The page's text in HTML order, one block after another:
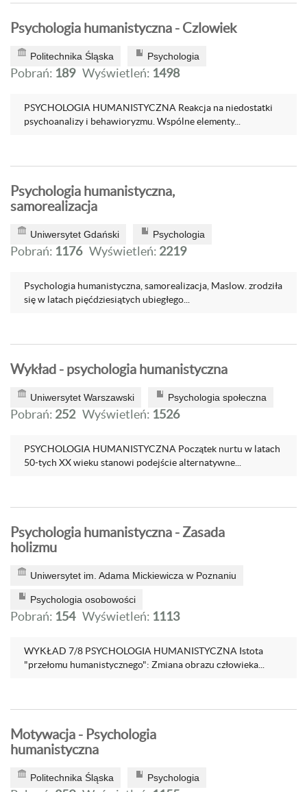
Psychologia humanistyczna - Czlowiek
Politechnika Śląska Psychologia
Pobrań: 189 Wyświetleń: 1498
PSYCHOLOGIA HUMANISTYCZNA Reakcja na niedostatki
psychoanalizy i behawioryzmu. Wspólne elementy...
Psychologia humanistyczna,
samorealizacja
Uniwersytet Gdański Psychologia
Pobrań: 1176 Wyświetleń: 2219
Psychologia humanistyczna, samorealizacja, Maslow. zrodziła
się w latach pięćdziesiątych ubiegłego...
Wykład - psychologia humanistyczna
Uniwersytet Warszawski Psychologia społeczna
Pobrań: 252 Wyświetleń: 1526
PSYCHOLOGIA HUMANISTYCZNA Początek nurtu w latach
50-tych XX wieku stanowi podejście alternatywne...
Psychologia humanistyczna - Zasada
holizmu
Uniwersytet im. Adama Mickiewicza w Poznaniu
Psychologia osobowości
Pobrań: 154 Wyświetleń: 1113
WYKŁAD 7/8 PSYCHOLOGIA HUMANISTYCZNA Istota
"przełomu humanistycznego": Zmiana obrazu człowieka...
Motywacja - Psychologia
humanistyczna
Politechnika Śląska Psychologia